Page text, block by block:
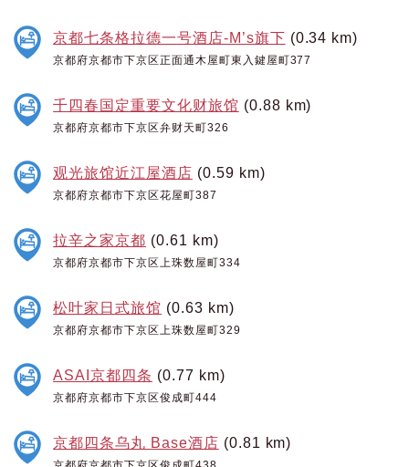
京都七条格拉德一号酒店-M’s旗下 (0.34 km)
京都府京都市下京区正面通木屋町東入鍵屋町377
千四春国定重要文化财旅馆 (0.88 km)
京都府京都市下京区弁财天町326
观光旅馆近江屋酒店 (0.59 km)
京都府京都市下京区花屋町387
拉辛之家京都 (0.61 km)
京都府京都市下京区上珠数屋町334
松叶家日式旅馆 (0.63 km)
京都府京都市下京区上珠数屋町329
ASAI京都四条 (0.77 km)
京都府京都市下京区俊成町444
京都四条乌丸 Base酒店 (0.81 km)